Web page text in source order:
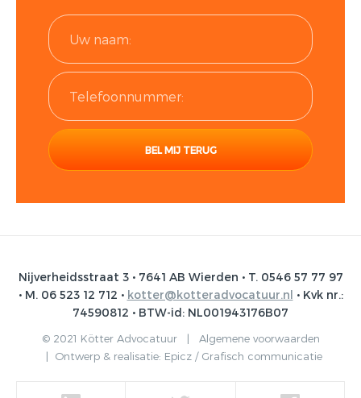
Nijverheidsstraat 3 • 7641 AB Wierden • T. 0546 57 77 97
• M. 06 523 12 712 • kotter@kotteradvocatuur.nl • Kvk nr.:
74590812 • BTW-id: NL001943176B07
© 2021 Kötter Advocatuur | Algemene voorwaarden
| Ontwerp & realisatie: Epicz / Grafisch communicatie